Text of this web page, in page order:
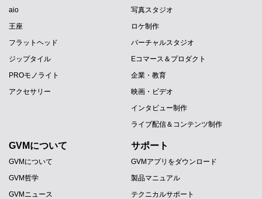
aio
王座
フラットヘッド
ジップタイル
PROモノライト
アクセサリー
写真スタジオ
ロケ制作
バーチャルスタジオ
Eコマース＆プロダクト
企業・教育
映画・ビデオ
インタビュー制作
ライブ配信＆コンテンツ制作
GVMについて
GVMについて
GVM哲学
GVMニュース
サポート
GVMアプリをダウンロード
製品マニュアル
テクニカルサポート